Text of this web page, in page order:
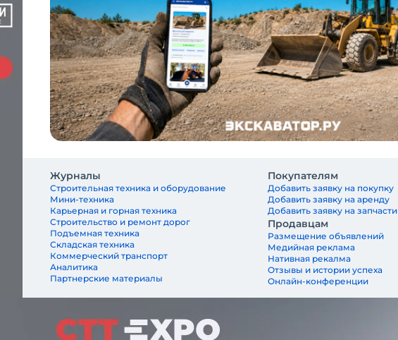
Журналы
Строительная техника и оборудование
Мини-техника
Карьерная и горная техника
Строительство и ремонт дорог
Подъемная техника
Складская техника
Коммерческий транспорт
Аналитика
Партнерские материалы
Покупателям
Добавить заявку на покупку
Добавить заявку на аренду
Добавить заявку на запчасти
Продавцам
Размещение объявлений
Медийная реклама
Нативная рекалма
Отзывы и истории успеха
Онлайн-конференции